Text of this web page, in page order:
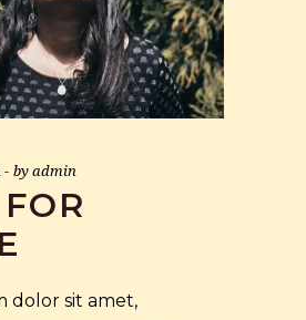
byadmin
dolor sit amet,